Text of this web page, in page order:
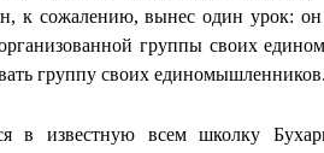
к сожалению, вынес один урок:
группы своих
группу своих
в известную всем школку